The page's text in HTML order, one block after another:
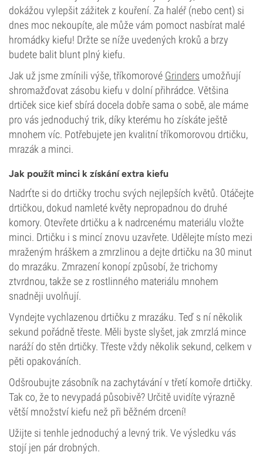
dokážou vylepšit zážitek z kouření. Za haléř (nebo cent) si
dnes moc nekoupíte, ale může vám pomoct nasbírat malé
hromádky kiefu! Držte se níže uvedených kroků a brzy
budete balit blunt plný kiefu.
Jak už jsme zmínili výše, tříkomorové Grinders umožňují
shromažďovat zásobu kiefu v dolní přihrádce. Většina
drtiček sice kief sbírá docela dobře sama o sobě, ale máme
pro vás jednoduchý trik, díky kterému ho získáte ještě
mnohem víc. Potřebujete jen kvalitní tříkomorovou drtičku,
mrazák a minci.
Jak použít minci k získání extra kiefu
Nadrťte si do drtičky trochu svých nejlepších květů. Otáčejte
drtičkou, dokud namleté květy nepropadnou do druhé
komory. Otevřete drtičku a k nadrcenému materiálu vložte
minci. Drtičku i s mincí znovu uzavřete. Udělejte místo mezi
mraženým hráškem a zmrzlinou a dejte drtičku na 30 minut
do mrazáku. Zmrazení konopí způsobí, že trichomy
ztvrdnou, takže se z rostlinného materiálu mnohem
snadněji uvolňují.
Vyndejte vychlazenou drtičku z mrazáku. Teď s ní několik
sekund pořádně třeste. Měli byste slyšet, jak zmrzlá mince
naráží do stěn drtičky. Třeste vždy několik sekund, celkem v
pěti opakováních.
Odšroubujte zásobník na zachytávání v třetí komoře drtičky.
Tak co, že to nevypadá působivě? Určitě uvidíte výrazně
větší množství kiefu než při běžném drcení!
Užijte si tenhle jednoduchý a levný trik. Ve výsledku vás
stojí jen pár drobných.